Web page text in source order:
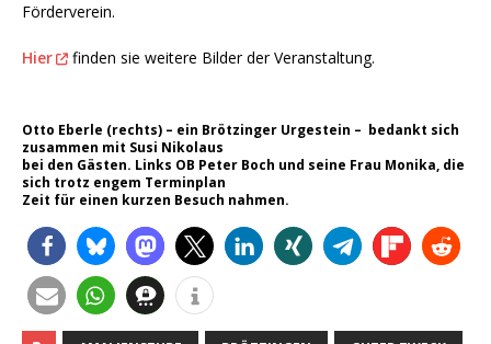
Förderverein.
Hier finden sie weitere Bilder der Veranstaltung.
Otto Eberle (rechts) – ein Brötzinger Urgestein – bedankt sich
zusammen mit Susi Nikolaus
bei den Gästen. Links OB Peter Boch und seine Frau Monika, die
sich trotz engem Terminplan
Zeit für einen kurzen Besuch nahmen.